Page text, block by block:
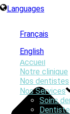
Languages
Français
English
Accueil
Notre clinique
Nos dentistes
Nos Services
Soins
Online Graphics